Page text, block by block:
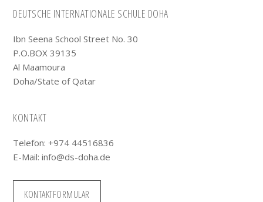
Footer
DEUTSCHE INTERNATIONALE SCHULE DOHA
Ibn Seena School Street No. 30
P.O.BOX 39135
Al Maamoura
Doha/State of Qatar
KONTAKT
Telefon: +974 44516836
E-Mail:info@ds-doha.de
KONTAKTFORMULAR